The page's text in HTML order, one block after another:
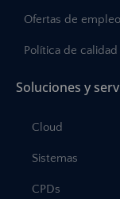
Ofertas de empleo
Política de calidad
Soluciones y
Cloud
Sistemas
CPDs